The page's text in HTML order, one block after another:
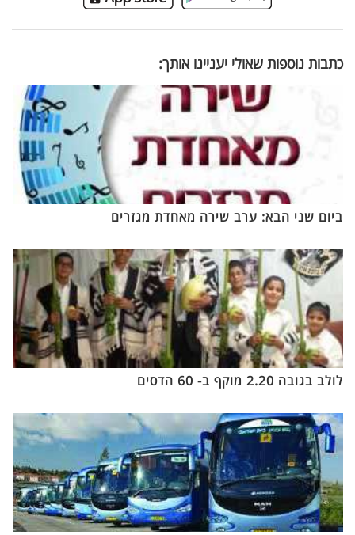
כתבות נוספות שאולי יעניינו אותך:
ביום שני הבא: ערב שירה מאחדת מגזרים
לולב בגובה 2.20 מוקף ב- 60 הדסים